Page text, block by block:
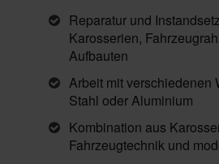
Reparatur und
Karosserien,
Aufbauten
Arbeit mit verschiedenen
Stahl oder Aluminium
Kombination aus
Fahrzeugtechnik und